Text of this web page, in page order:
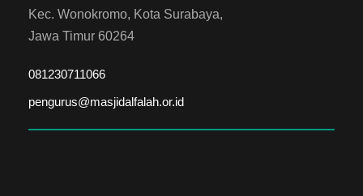
Kec. Wonokromo, Kota Surabaya,
Jawa Timur 60264
081230711066
pengurus@masjidalfalah.or.id